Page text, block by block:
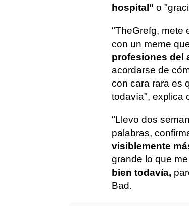
hospital" o
"TheGrefg, mete
con un meme
profesiones del
acordarse de
con cara rara es
todavía", explica
"Llevo dos
palabras,
visiblemente
grande lo que
bien todavía,
Bad.